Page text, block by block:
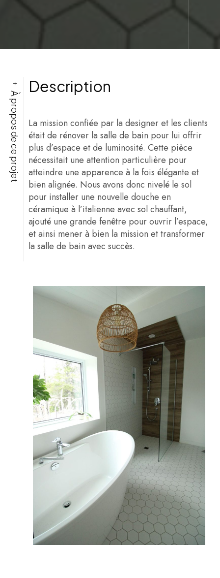
À propos de ce projet
Description
La mission confiée par la designer et les clients
était de rénover la salle de bain pour lui offrir
plus d’espace et de luminosité. Cette pièce
nécessitait une attention particulière pour
atteindre une apparence à la fois élégante et
bien alignée. Nous avons donc nivelé le sol
pour installer une nouvelle douche en
céramique à l’italienne avec sol chauffant,
ajouté une grande fenêtre pour ouvrir l’espace,
et ainsi mener à bien la mission et transformer
la salle de bain avec succès.